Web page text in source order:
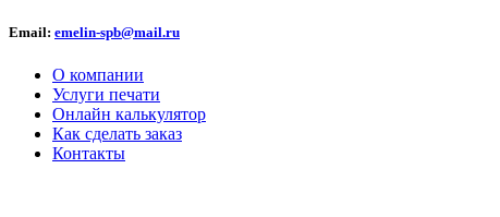
Email: emelin-spb@mail.ru
О компании
Услуги печати
Онлайн калькулятор
Как сделать заказ
Контакты